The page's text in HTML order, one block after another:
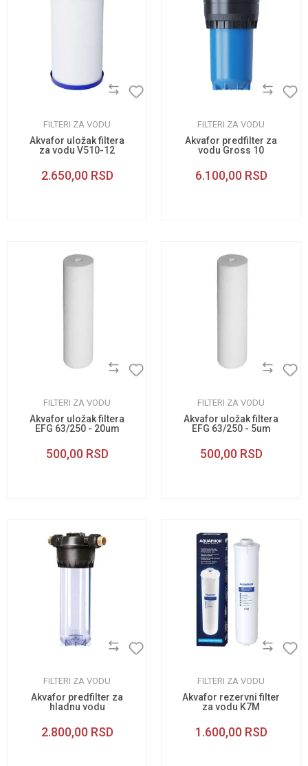
FILTERI ZA VODU
Akvafor uložak filtera
za vodu V510-12
2.650,00 RSD
FILTERI ZA VODU
Akvafor predfilter za
vodu Gross 10
6.100,00 RSD
FILTERI ZA VODU
Akvafor uložak filtera
EFG 63/250 - 20um
500,00 RSD
FILTERI ZA VODU
Akvafor uložak filtera
EFG 63/250 - 5um
500,00 RSD
FILTERI ZA VODU
Akvafor predfilter za
hladnu vodu
2.800,00 RSD
FILTERI ZA VODU
Akvafor rezervni filter
za vodu K7M
1.600,00 RSD